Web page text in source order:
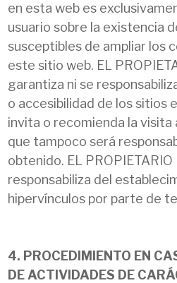
en esta web es
usuario sobre la existencia
susceptibles de ampliar los
este sitio web. EL
garantiza ni se
o accesibilidad de los sitios
invita o recomienda la visita
que tampoco será
obtenido. EL PROPIETARIO
responsabiliza del
hipervínculos por parte de
4. PROCEDIMIENTO EN
DE ACTIVIDADES DE